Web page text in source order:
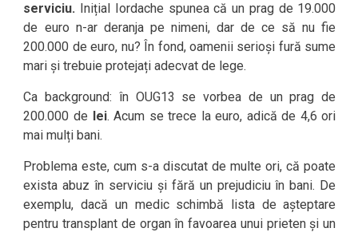
serviciu. Inițial Iordache spunea că un prag de 19.000
de euro n-ar deranja pe nimeni, dar de ce să nu fie
200.000 de euro, nu? În fond, oamenii serioși fură sume
mari și trebuie protejați adecvat de lege.
Ca background: în OUG13 se vorbea de un prag de
200.000 de lei. Acum se trece la euro, adică de 4,6 ori
mai mulți bani.
Problema este, cum s-a discutat de multe ori, că poate
exista abuz în serviciu și fără un prejudiciu în bani. De
exemplu, dacă un medic schimbă lista de așteptare
pentru transplant de organ în favoarea unui prieten și un